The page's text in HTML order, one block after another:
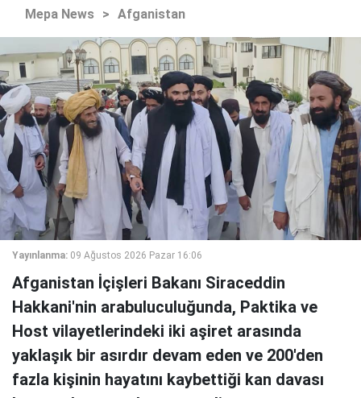
Mepa News > Afganistan
Yayınlanma: 09 Ağustos 2026 Pazar 16:06
Afganistan İçişleri Bakanı Siraceddin
Hakkani'nin arabuluculuğunda, Paktika ve
Host vilayetlerindeki iki aşiret arasında
yaklaşık bir asırdır devam eden ve 200'den
fazla kişinin hayatını kaybettiği kan davası